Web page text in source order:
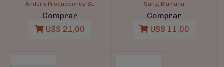
Anders Producciones SL
Comprar
U$S 21,00
Sanz, Mariana
Comprar
U$S 11,00